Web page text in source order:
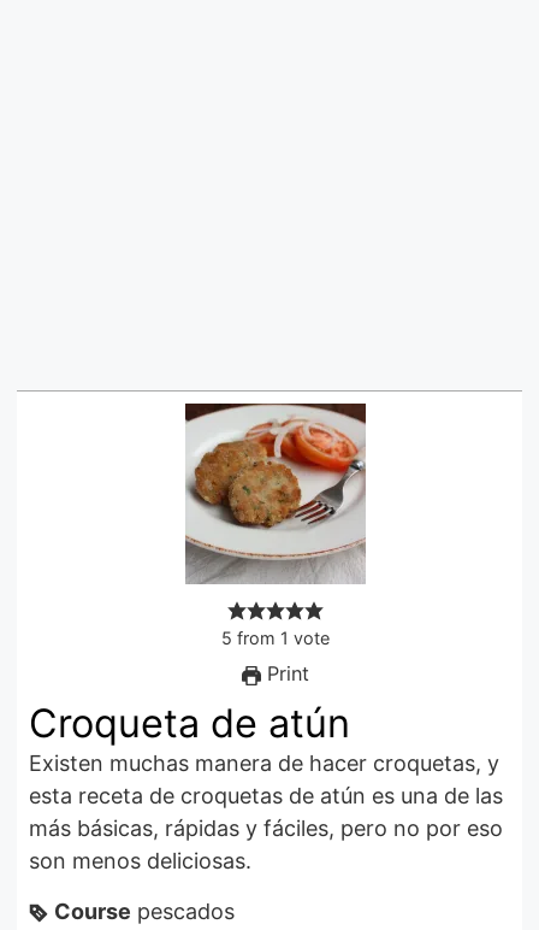
5 from 1 vote
Print
Croqueta de atún
Existen muchas manera de hacer croquetas, y
esta receta de croquetas de atún es una de las
más básicas, rápidas y fáciles, pero no por eso
son menos deliciosas.
Course pescados